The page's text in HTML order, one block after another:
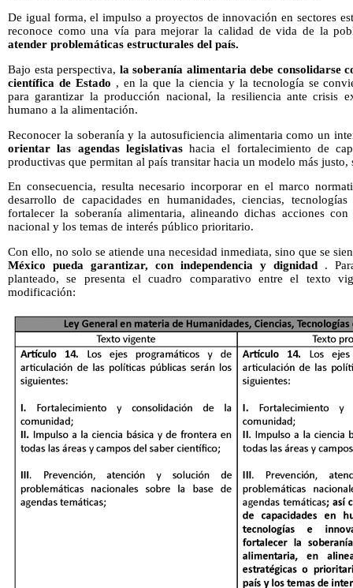
De igual forma, el impulso a proyectos de innovación en sectores
reconoce como una vía para mejorar la calidad de vida de la
atender problemáticas estructurales del país.
Bajo esta perspectiva, la soberanía alimentaria debe consolidarse
científica de Estado , en la que la ciencia y la tecnología se
para garantizar la producción nacional, la resiliencia ante crisis
humano a la alimentación.
Reconocer la soberanía y la autosuficiencia alimentaria como un
orientar las agendas legislativashacia el fortalecimiento de
productivas que permitan al país transitar hacia un modelo más
En consecuencia, resulta necesario incorporar en el marco
desarrollo de capacidades en humanidades, ciencias,
fortalecer la soberanía alimentaria, alineando dichas acciones
nacional y los temas de interés público prioritario.
Con ello, no solo se atiende una necesidad inmediata, sino que se
México pueda garantizar, con independencia y dignidad .
planteado, se presenta el cuadro comparativo entre el texto
modificación: